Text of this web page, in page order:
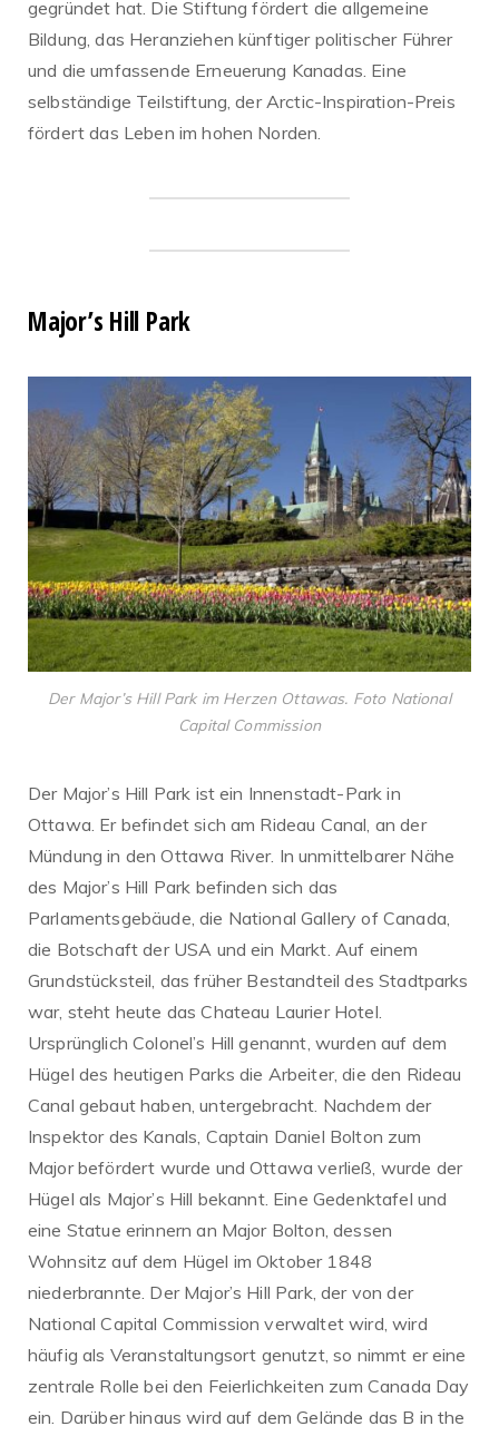
gegründet hat. Die Stiftung fördert die allgemeine
Bildung, das Heranziehen künftiger politischer Führer
und die umfassende Erneuerung Kanadas. Eine
selbständige Teilstiftung, der Arctic-Inspiration-Preis
fördert das Leben im hohen Norden.
Major’s Hill Park
Der Major’s Hill Park im Herzen Ottawas. Foto National
Capital Commission
Der Major’s Hill Park ist ein Innenstadt-Park in
Ottawa. Er befindet sich am Rideau Canal, an der
Mündung in den Ottawa River. In unmittelbarer Nähe
des Major’s Hill Park befinden sich das
Parlamentsgebäude, die National Gallery of Canada,
die Botschaft der USA und ein Markt. Auf einem
Grundstücksteil, das früher Bestandteil des Stadtparks
war, steht heute das Chateau Laurier Hotel.
Ursprünglich Colonel’s Hill genannt, wurden auf dem
Hügel des heutigen Parks die Arbeiter, die den Rideau
Canal gebaut haben, untergebracht. Nachdem der
Inspektor des Kanals, Captain Daniel Bolton zum
Major befördert wurde und Ottawa verließ, wurde der
Hügel als Major’s Hill bekannt. Eine Gedenktafel und
eine Statue erinnern an Major Bolton, dessen
Wohnsitz auf dem Hügel im Oktober 1848
niederbrannte. Der Major’s Hill Park, der von der
National Capital Commission verwaltet wird, wird
häufig als Veranstaltungsort genutzt, so nimmt er eine
zentrale Rolle bei den Feierlichkeiten zum Canada Day
ein. Darüber hinaus wird auf dem Gelände das B in the